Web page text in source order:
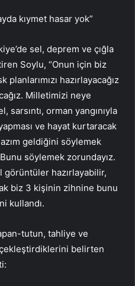
kıymet hasar yok”
sel, deprem ve çığla
Soylu, “Onun için biz
hazırlayacağız
Milletimizi neye
sarsıntı, orman yangınıyla
ve hayat kurtaracak
geldiğini söylemek
söylemek zorundayız.
hazırlayabilir,
biz 3 kişinin zihnine bunu
kullandı.
tutun, tahliye ve
belirten